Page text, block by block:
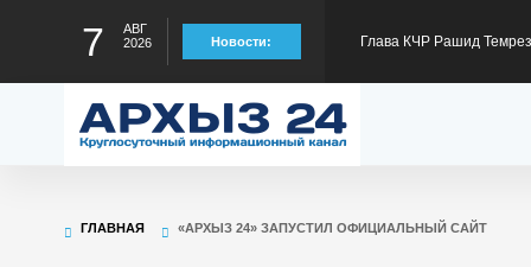
7
АВГ
2026
Новости: Глава КЧР Рашид
Глава КЧР Рашид
ГЛАВНАЯ
«АРХЫЗ 24» ЗАПУСТИЛ ОФИЦИАЛЬНЫЙ САЙТ